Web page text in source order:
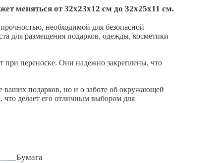
меняться от 32х23х12 см до 32х25х11 см.
необходимой для безопасной
для размещения подарков, одежды, косметики
при переноске. Они надежно закреплены, что
ваших подарков, но и о заботе об окружающей
что делает его отличным выбором для
Бумага